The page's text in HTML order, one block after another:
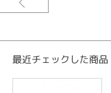
最近チェックした商品